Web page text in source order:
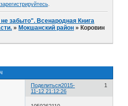
зарегистрируйтесь.
забыто". Всенародная Книга
» Мокшанский район » Коровин
Поделиться 1
2015-
11-12 21:12:26